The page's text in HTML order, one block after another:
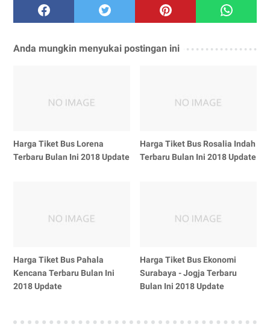
Anda mungkin menyukai postingan ini
Harga Tiket Bus Lorena
Terbaru Bulan Ini 2018 Update
Harga Tiket Bus Rosalia Indah
Terbaru Bulan Ini 2018 Update
Harga Tiket Bus Pahala
Kencana Terbaru Bulan Ini
2018 Update
Harga Tiket Bus Ekonomi
Surabaya - Jogja Terbaru
Bulan Ini 2018 Update